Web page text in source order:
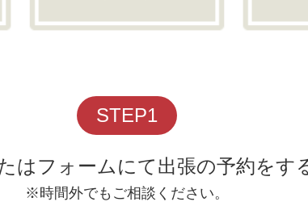
STEP1
はフォームにて出張の予約をす
※時間外でもご相談ください。